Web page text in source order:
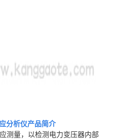
分析仪产品简介
测量，以检测电力变压器内部